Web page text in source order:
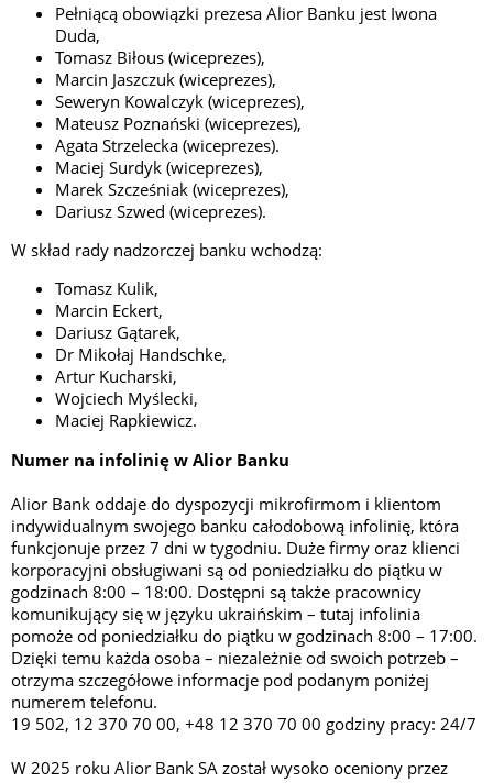
Pełniącą obowiązki prezesa Alior Banku jest Iwona
Duda,
Tomasz Biłous (wiceprezes),
Marcin Jaszczuk (wiceprezes),
Seweryn Kowalczyk (wiceprezes),
Mateusz Poznański (wiceprezes),
Agata Strzelecka (wiceprezes).
Maciej Surdyk (wiceprezes),
Marek Szcześniak (wiceprezes),
Dariusz Szwed (wiceprezes).
W skład rady nadzorczej banku wchodzą:
Tomasz Kulik,
Marcin Eckert,
Dariusz Gątarek,
Dr Mikołaj Handschke,
Artur Kucharski,
Wojciech Myślecki,
Maciej Rapkiewicz.
Numer na infolinię w Alior Banku
Alior Bank oddaje do dyspozycji mikrofirmom i klientom
indywidualnym swojego banku całodobową infolinię, która
funkcjonuje przez 7 dni w tygodniu. Duże firmy oraz klienci
korporacyjni obsługiwani są od poniedziałku do piątku w
godzinach 8:00 – 18:00. Dostępni są także pracownicy
komunikujący się w języku ukraińskim – tutaj infolinia
pomoże od poniedziałku do piątku w godzinach 8:00 – 17:00.
Dzięki temu każda osoba – niezależnie od swoich potrzeb –
otrzyma szczegółowe informacje pod podanym poniżej
numerem telefonu.
19 502, 12 370 70 00, +48 12 370 70 00 godziny pracy: 24/7
W 2025 roku Alior Bank SA został wysoko oceniony przez